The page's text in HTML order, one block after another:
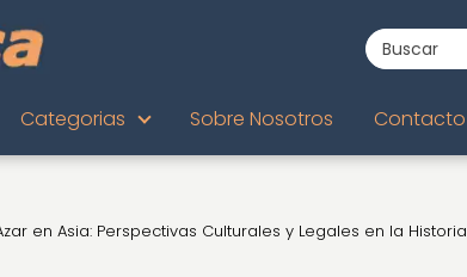
Categorias Sobre Nosotros Contacto
en Asia: Perspectivas Culturales y Legales en la Historia